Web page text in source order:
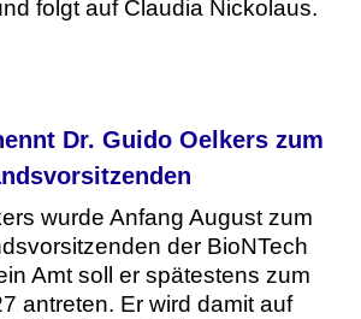
folgt auf Claudia Nickolaus.
Dr. Guido Oelkers zum
wurde Anfang August zum
der BioNTech
Amt soll er spätestens zum
antreten. Er wird damit auf